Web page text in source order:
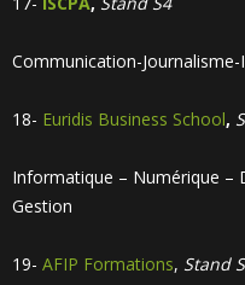
Communication-
18- Euridis Business School,
Informatique – Numérique –
Gestion
19- AFIP Formations, Stand